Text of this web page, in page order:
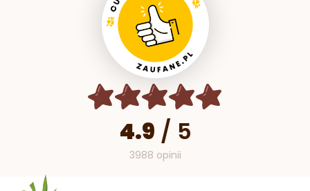
4.9 / 5
3988 opinii